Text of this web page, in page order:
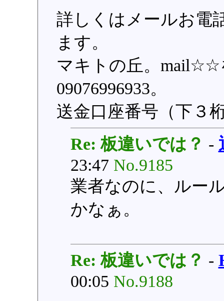
詳しくはメールお電
ます。
マキトの丘。mail☆☆
09076996933。
送金口座番号（下
Re: 板違いでは？ -
23:47 No.9185
業者なのに、ルー
かなぁ。
Re: 板違いでは？ -
00:05 No.9188